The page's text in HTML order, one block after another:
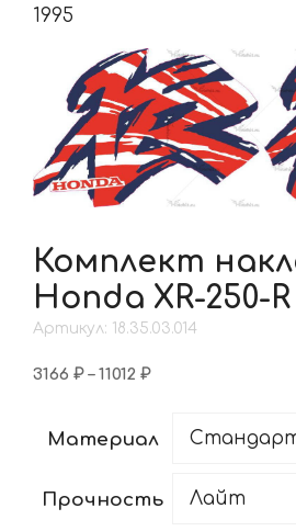
1995
Комплект
Honda XR-250-R
Артикул: 18.35.03.014
3166 ₽ – 11012 ₽Диапазон
–
Материал
Прочность